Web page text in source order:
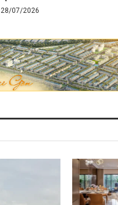
28/07/2026